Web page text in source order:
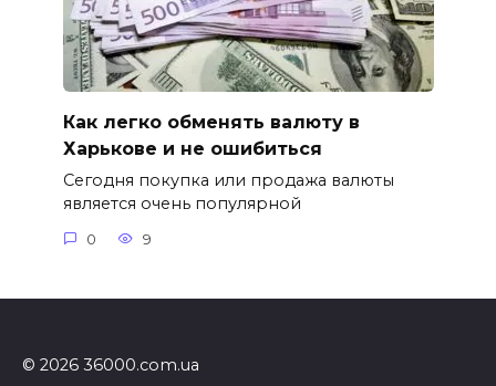
Как легко обменять валюту в
Харькове и не ошибиться
Сегодня покупка или продажа валюты
является очень популярной
0 9
© 2026 36000.com.ua